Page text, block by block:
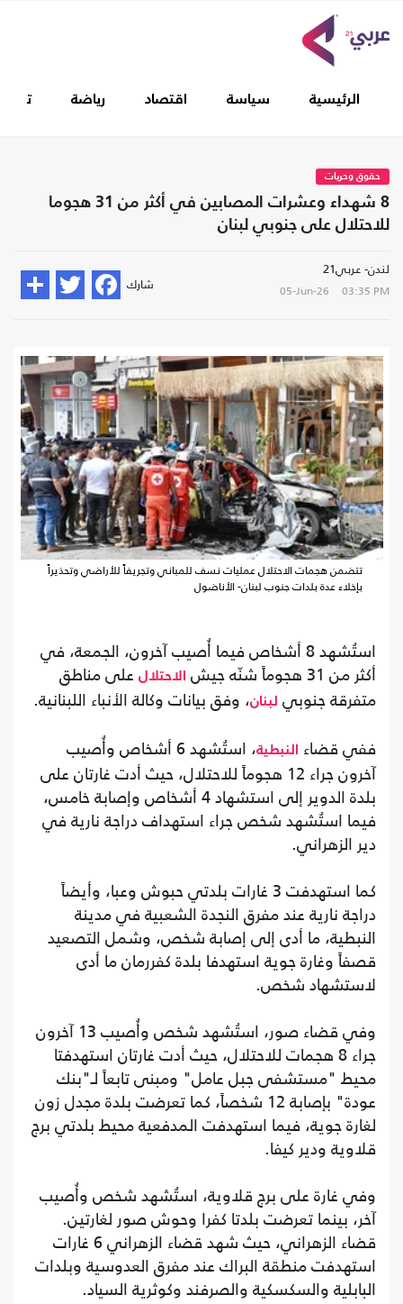
الرئيسية سياسة اقتصاد رياضة
حقوق وحريات
8 شهداء وعشرات المصابين في أكثر من 31 هجوما
للاحتلال على جنوبي لبنان
لندن- عربي21
05-Jun-26 03:35 PM شارك
تتضمن هجمات الاحتلال عمليات نسف للمباني وتجريفاً للأراضي وتحذيراً
بإخلاء عدة بلدات جنوب لبنان- الأناضول
استُشهد 8 أشخاص فيما أُصيب آخرون، الجمعة، في
أكثر من 31 هجوماً شنّه جيش
الاحتلال على مناطق
متفرقة جنوبي لبنان، وفق بيانات وكالة الأنباء اللبنانية.
ففي قضاء النبطية
، استُشهد 6 أشخاص وأُصيب
آخرون جراء 12 هجوماً للاحتلال، حيث أدت غارتان على
بلدة الدوير إلى استشهاد 4 أشخاص وإصابة خامس،
فيما استُشهد شخص جراء استهداف دراجة نارية في
دير الزهراني.
كما استهدفت 3 غارات بلدتي حبوش وعبا، وأيضاً
دراجة نارية عند مفرق النجدة الشعبية في مدينة
النبطية، ما أدى إلى إصابة شخص، وشمل التصعيد
قصفاً وغارة جوية استهدفا بلدة كفررمان ما أدى
لاستشهاد شخص.
وفي قضاء صور، استُشهد شخص وأُصيب 13 آخرون
جراء 8 هجمات للاحتلال، حيث أدت غارتان استهدفتا
محيط "مستشفى جبل عامل" ومبنى تابعاً لـ"بنك
عودة" بإصابة 12 شخصاً، كما تعرضت بلدة مجدل زون
لغارة جوية، فيما استهدفت المدفعية محيط بلدتي برج
قلاوية ودير كيفا.
وفي غارة على برج قلاوية، استُشهد شخص وأُصيب
آخر، بينما تعرضت بلدتا كفرا وحوش صور لغارتين.
قضاء الزهراني، حيث شهد قضاء الزهراني 6 غارات
استهدفت منطقة البراك عند مفرق العدوسية وبلدات
البابلية والسكسكية والصرفند وكوثرية السياد.